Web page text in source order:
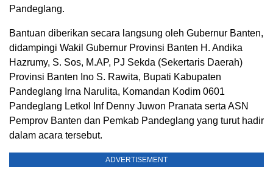
Pandeglang.
Bantuan diberikan secara langsung oleh Gubernur Banten,
didampingi Wakil Gubernur Provinsi Banten H. Andika
Hazrumy, S. Sos, M.AP, PJ Sekda (Sekertaris Daerah)
Provinsi Banten Ino S. Rawita, Bupati Kabupaten
Pandeglang Irna Narulita, Komandan Kodim 0601
Pandeglang Letkol Inf Denny Juwon Pranata serta ASN
Pemprov Banten dan Pemkab Pandeglang yang turut hadir
dalam acara tersebut.
ADVERTISEMENT